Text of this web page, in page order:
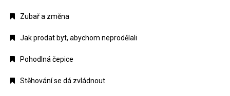
Zubař a změna
Jak prodat byt, abychom neprodělali
Pohodlná čepice
Stěhování se dá zvládnout